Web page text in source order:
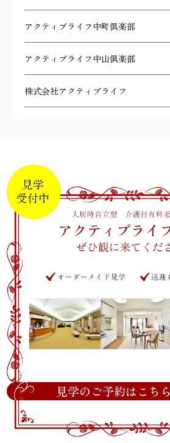
アクティブライフ中町倶楽部
アクティブライフ中山倶楽部
株式会社アクティブライフ
見学のご予約はこちら